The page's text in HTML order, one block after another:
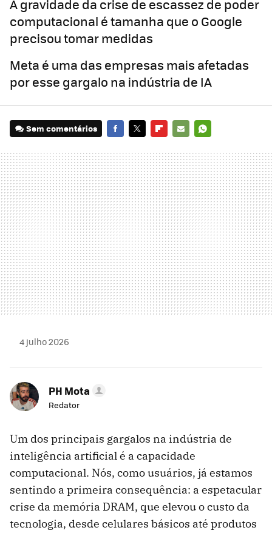
A gravidade da crise de escassez de poder
computacional é tamanha que o Google
precisou tomar medidas
Meta é uma das empresas mais afetadas
por esse gargalo na indústria de IA
Sem comentários
MAIL
4 julho 2026
PH Mota
Redator
Um dos principais gargalos na indústria de
inteligência artificial é a capacidade
computacional. Nós, como usuários, já estamos
sentindo a primeira consequência: a espetacular
crise da memória DRAM, que elevou o custo da
tecnologia, desde celulares básicos até produtos